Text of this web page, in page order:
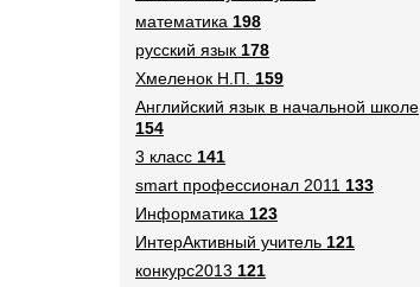
математика 198
русский язык 178
Хмеленок Н.П.
159
Английский язык в начальной школе
154
3 класс 141
smart профессионал 2011 133
Информатика 123
ИнтерАктивный учитель 121
конкурс2013 121